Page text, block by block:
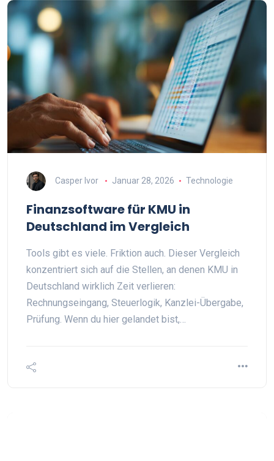
Casper Ivor Januar 28, 2026 Technologie
Finanzsoftware für KMU in
Deutschland im Vergleich
Tools gibt es viele. Friktion auch. Dieser Vergleich
konzentriert sich auf die Stellen, an denen KMU in
Deutschland wirklich Zeit verlieren:
Rechnungseingang, Steuerlogik, Kanzlei-Übergabe,
Prüfung. Wenn du hier gelandet bist,…